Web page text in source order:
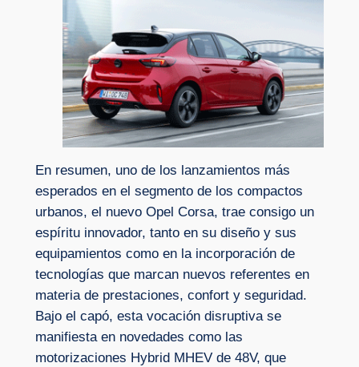
En resumen, uno de los lanzamientos más
esperados en el segmento de los compactos
urbanos, el nuevo Opel Corsa, trae consigo un
espíritu innovador, tanto en su diseño y sus
equipamientos como en la incorporación de
tecnologías que marcan nuevos referentes en
materia de prestaciones, confort y seguridad.
Bajo el capó, esta vocación disruptiva se
manifiesta en novedades como las
motorizaciones Hybrid MHEV de 48V, que